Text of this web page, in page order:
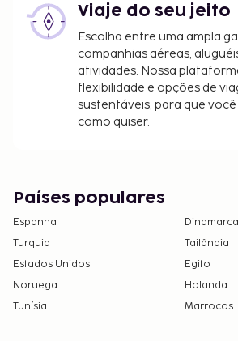
alojamento poderá cobrar por
mesmo se decidir cancelar a
as diligências necessárias são
diretamente entre os clientes
Note que, quaisquer
numerário ou através de
método) deverão ser
Viaje do seu jeito
Escolha entre uma ampla
companhias aéreas,
atividades. Nossa
flexibilidade e opções de
sustentáveis, para que
como quiser.
Países populares
Espanha
Dinamarca
Turquia
Tailândia
Estados Unidos
Egito
Noruega
Holanda
Tunísia
Marrocos